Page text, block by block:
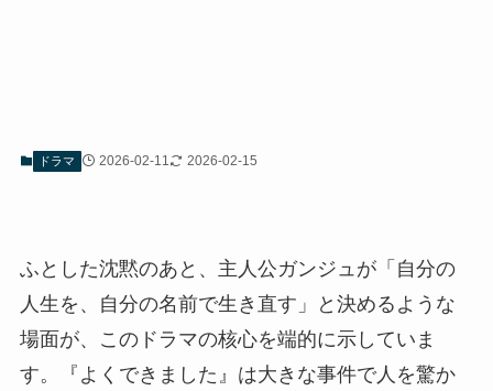
ドラマ 2026-02-11 2026-02-15
ふとした沈黙のあと、主人公ガンジュが「自分の
人生を、自分の名前で生き直す」と決めるような
場面が、このドラマの核心を端的に示していま
す。『よくできました』は大きな事件で人を驚か